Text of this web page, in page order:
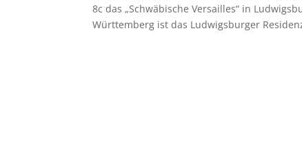
8c das „Schwäbische Versailles“ in
Württemberg ist das Ludwigsburger